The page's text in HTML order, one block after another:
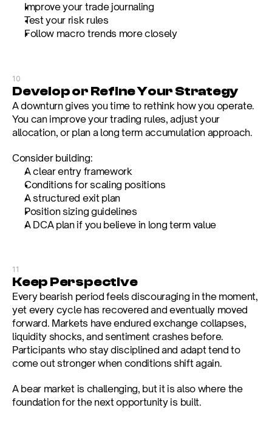
Improve your trade journaling
Test your risk rules
Follow macro trends more closely
10
Develop or Refine Your Strategy
A downturn gives you time to rethink how you operate.
You can improve your trading rules, adjust your
allocation, or plan a long term accumulation approach.
Consider building:
A clear entry framework
Conditions for scaling positions
A structured exit plan
Position sizing guidelines
A DCA plan if you believe in long term value
11
Keep Perspective
Every bearish period feels discouraging in the moment,
yet every cycle has recovered and eventually moved
forward. Markets have endured exchange collapses,
liquidity shocks, and sentiment crashes before.
Participants who stay disciplined and adapt tend to
come out stronger when conditions shift again.
A bear market is challenging, but it is also where the
foundation for the next opportunity is built.